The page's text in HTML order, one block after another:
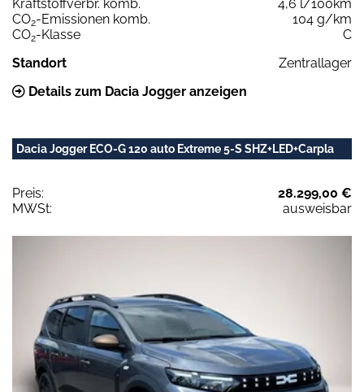
Kraftstoffverbr. komb.
4,6 l/100km
CO2-Emissionen komb.
104 g/km
CO2-Klasse
C
Standort
Zentrallager
Details zum Dacia Jogger anzeigen
Dacia Jogger ECO-G 120 auto Extreme 5-S SHZ+LED+Carpla
Preis:
28.299,00 €
MWSt:
ausweisbar